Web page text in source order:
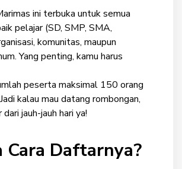
ini terbuka untuk semua
pelajar (SD, SMP, SMA,
komunitas, maupun
Yang penting, kamu harus
peserta maksimal 150 orang
kalau mau datang rombongan,
jauh-jauh hari ya!
Cara Daftarnya?